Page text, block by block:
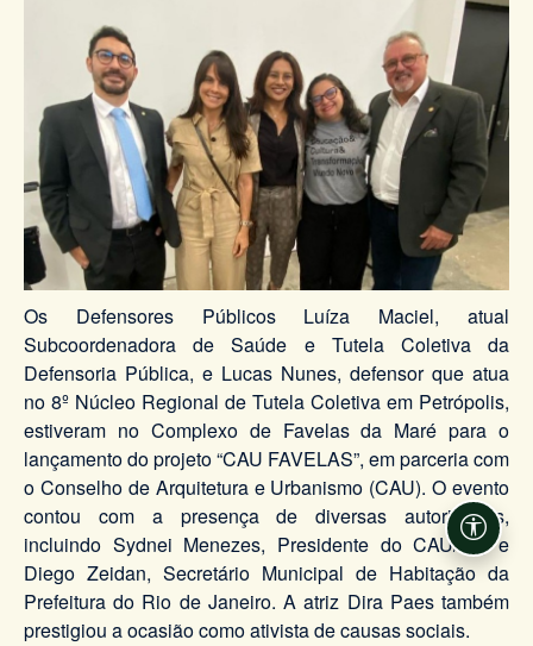
Os Defensores Públicos Luíza Maciel, atual
Subcoordenadora de Saúde e Tutela Coletiva da
Defensoria Pública, e Lucas Nunes, defensor que atua
no 8º Núcleo Regional de Tutela Coletiva em Petrópolis,
estiveram no Complexo de Favelas da Maré para o
lançamento do projeto “CAU FAVELAS”, em parceria com
o Conselho de Arquitetura e Urbanismo (CAU). O evento
contou com a presença de diversas autoridades,
incluindo Sydnei Menezes, Presidente do CAU/RJ, e
Diego Zeidan, Secretário Municipal de Habitação da
Prefeitura do Rio de Janeiro. A atriz Dira Paes também
prestigiou a ocasião como ativista de causas sociais.